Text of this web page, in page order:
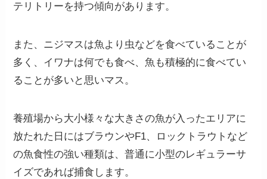
テリトリーを持つ傾向があります。
また、ニジマスは魚より虫などを食べていることが
多く、イワナは何でも食べ、魚も積極的に食べてい
ることが多いと思いマス。
養殖場から大小様々な大きさの魚が入ったエリアに
放たれた日にはブラウンやF1、ロックトラウトなど
の魚食性の強い種類は、普通に小型のレギュラーサ
イズであれば捕食します。